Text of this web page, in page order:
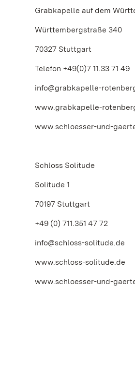
Grabkapelle auf dem
Württembergstraße 340
70327 Stuttgart
Telefon +49(0)7 11.33 71 49
info@grabkapelle-
www.grabkapelle-
www.schloesser-und-
Schloss Solitude
Solitude 1
70197 Stuttgart
+49 (0) 711.351 47 72
info@schloss-solitude.de
www.schloss-solitude.de
www.schloesser-und-